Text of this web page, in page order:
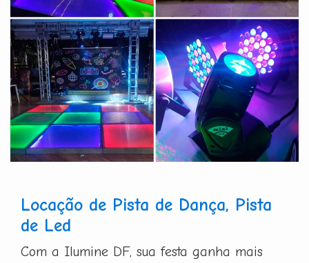
Locação de Pista de Dança, Pista
de Led
Com a Ilumine DF, sua festa ganha mais